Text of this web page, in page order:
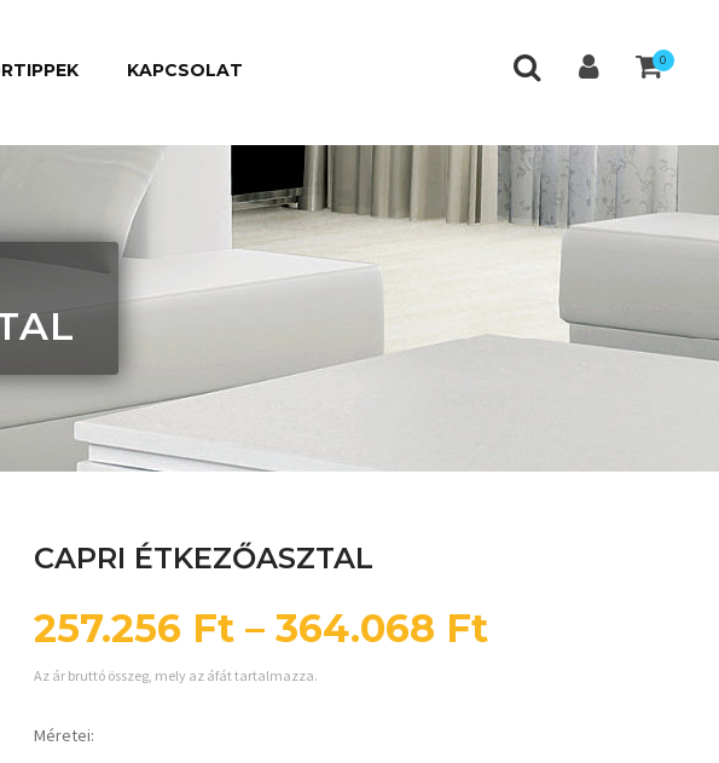
KAPCSOLAT 0
CAPRI ÉTKEZŐASZTAL
257.256 Ft – 364.068 Ft
Az ár bruttó összeg, mely az áfát tartalmazza.
Méretei: